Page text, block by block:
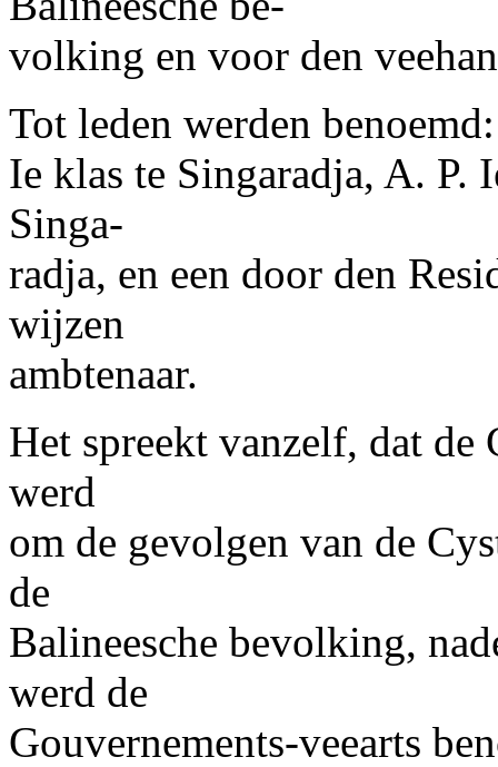
volking en voor den
Tot leden werden benoemd:
Ie klas te Singaradja, A. P.
Singa-
radja, en een door den
wijzen
ambtenaar.
Het spreekt vanzelf, dat de
werd
om de gevolgen van de
de
Balineesche bevolking,
werd de
Gouvernements-veearts